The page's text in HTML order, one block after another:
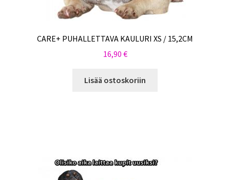
CARE+ PUHALLETTAVA KAULURI XS / 15,2CM
16,90 €
Lisää ostoskoriin